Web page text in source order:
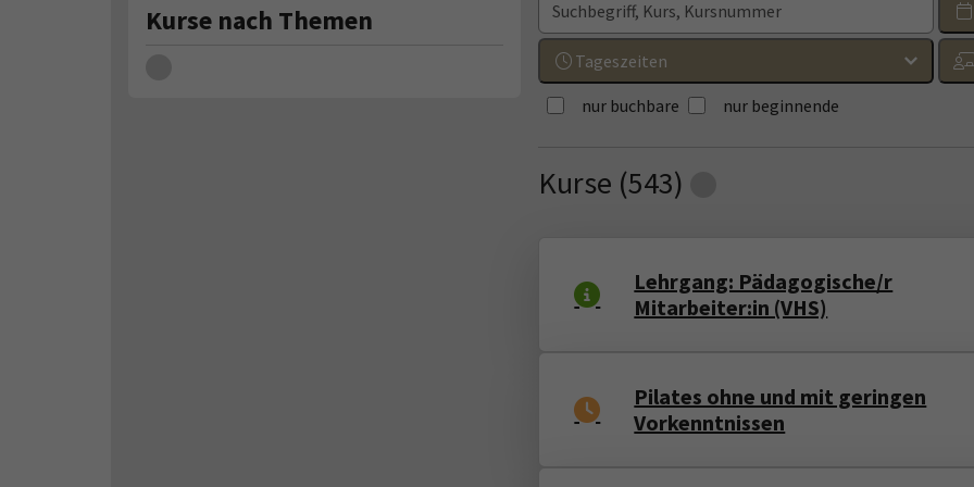
Kurse nach Themen
Tageszeiten
nur buchbare nur beginnende
Kurse (543)
Lehrgang: Pädagogische/r
Mitarbeiter:in (VHS)
Pilates ohne und mit geringen
Vorkenntnissen